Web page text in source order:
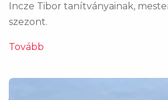
Incze Tibor tanítványainak,
szezont.
Tovább